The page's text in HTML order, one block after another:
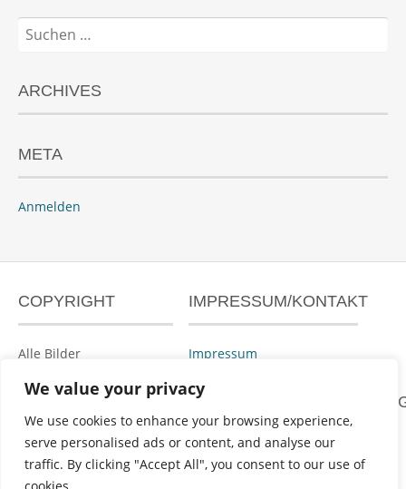
We value your privacy
We use cookies to enhance your browsing experience,
serve personalised ads or content, and analyse our
traffic. By clicking "Accept All", you consent to our use of
Suchen
nach:
ARCHIVES
META
Anmelden
COPYRIGHT
Alle Bilder
geschützt.
IMPRESSUM/KONTAKT
Impressum
Datenschutzerklärung